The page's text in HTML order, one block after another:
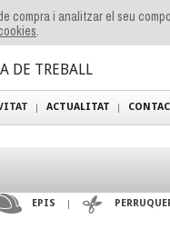
compra i analitzar el seu
.
DE TREBALL
ACTUALITAT
EPIS